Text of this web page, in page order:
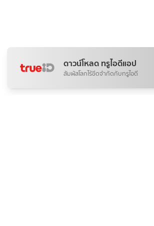
ดาวน์โหลด ทรูไอดีแอป
สัมผัสโลกไร้ขีดจำกัดกับทรูไอดี